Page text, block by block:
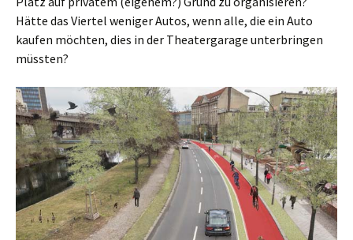
Hätte das Viertel weniger Autos, wenn alle, die ein Auto
kaufen möchten, dies in der Theatergarage unterbringen
müssten?